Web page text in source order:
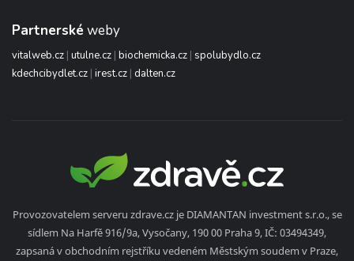
Partnerské weby
vitalweb.cz | utulne.cz | biochemicka.cz | spolubydlo.cz
kdechcibydlet.cz | irest.cz | dalten.cz
Provozovatelem serveru zdrave.cz je DIAMANTAN investment s.r.o., se
sídlem Na Harfě 916/9a, Vysočany, 190 00 Praha 9, IČ: 03494349,
zapsaná v obchodním rejstříku vedeném Městským soudem v Praze,